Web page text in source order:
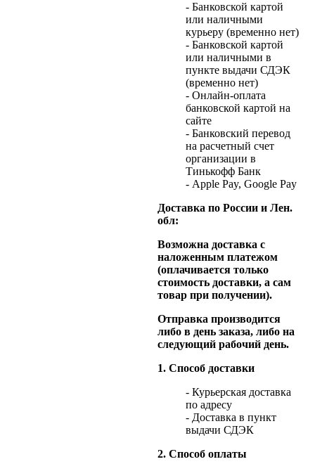
- Банковской картой
или наличными
курьеру (временно нет)
- Банковской картой
или наличными в
пункте выдачи СДЭК
(временно нет)
- Онлайн-оплата
банковской картой на
сайте
- Банковский перевод
на расчетный счет
организации в
Тинькофф Банк
- Apple Pay, Google Pay
Доставка по России и Лен.
обл:
Возможна доставка с
наложенным платежом
(оплачивается только
стоимость доставки, а сам
товар при получении).
Отправка производится
либо в день заказа, либо на
следующий рабочий день.
1. Способ доставки
- Курьерская доставка
по адресу
- Доставка в пункт
выдачи СДЭК
2. Способ оплаты